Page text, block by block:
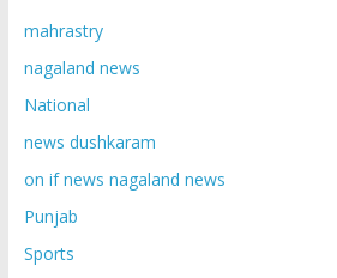
mahrastry
nagaland news
National
news dushkaram
on if news nagaland news
Punjab
Sports